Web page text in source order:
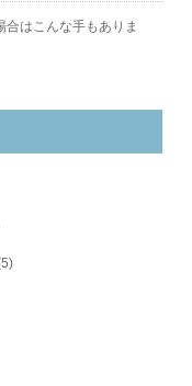
合はこんな手もありま